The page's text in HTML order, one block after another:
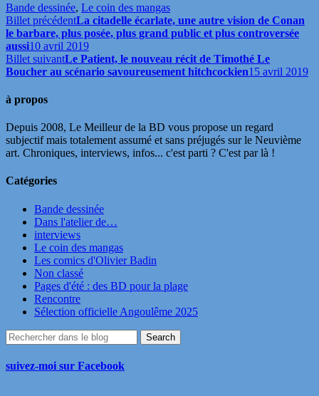
Bande dessinée, Le coin des mangas
Billet précédentLa citadelle écarlate, une autre vision de Conan
le barbare, plus posée, plus grand public et plus controversée
aussi10 avril 2019
Billet suivantLe Patient, le nouveau récit de Timothé Le
Boucher au scénario savoureusement hitchcockien15 avril 2019
à propos
Depuis 2008, Le Meilleur de la BD vous propose un regard
subjectif mais totalement assumé et sans préjugés sur le Neuvième
art. Chroniques, interviews, infos... c'est parti ? C'est par là !
Catégories
Bande dessinée
Dans l'atelier de…
interviews
Le coin des mangas
Les comics d'Olivier Badin
Non classé
Pages d'été : des BD pour la plage
Rencontre
Sélection officielle Angoulême 2025
suivez-moi sur Facebook